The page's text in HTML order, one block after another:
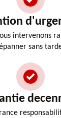
intervenons
sans